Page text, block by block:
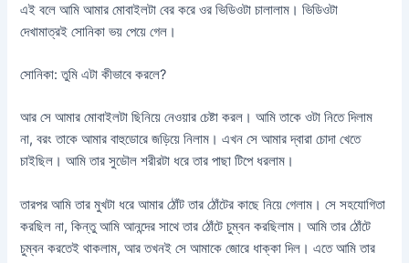
এই বলে আমি আমার মোবাইলটা বের করে ওর ভিডিওটা চালালাম। ভিডিওটা
দেখামাত্রই সোনিকা ভয় পেয়ে গেল।
সোনিকা: তুমি এটা কীভাবে করলে?
আর সে আমার মোবাইলটা ছিনিয়ে নেওয়ার চেষ্টা করল। আমি তাকে ওটা নিতে দিলাম
না, বরং তাকে আমার বাহুডোরে জড়িয়ে নিলাম। এখন সে আমার দ্বারা চোদা খেতে
চাইছিল। আমি তার সুডৌল শরীরটা ধরে তার পাছা টিপে ধরলাম।
তারপর আমি তার মুখটা ধরে আমার ঠোঁট তার ঠোঁটের কাছে নিয়ে গেলাম। সে সহযোগিতা
করছিল না, কিন্তু আমি আনন্দের সাথে তার ঠোঁটে চুম্বন করছিলাম। আমি তার ঠোঁটে
চুম্বন করতেই থাকলাম, আর তখনই সে আমাকে জোরে ধাক্কা দিল। এতে আমি তার